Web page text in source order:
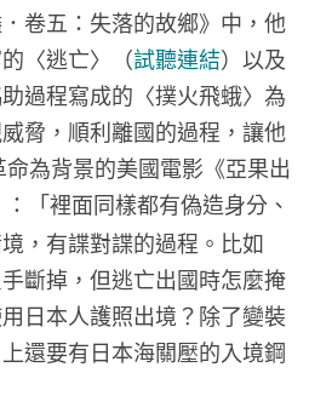
卷五：失落的故鄉》中，他
〈逃亡〉（試聽連結）以及
過程寫成的〈撲火飛蛾〉為
脅，順利離國的過程，讓他
為背景的美國電影《亞果出
：「裡面同樣都有偽造身分、
，有諜對諜的過程。比如
斷掉，但逃亡出國時怎麼掩
日本人護照出境？除了變裝
還要有日本海關壓的入境鋼